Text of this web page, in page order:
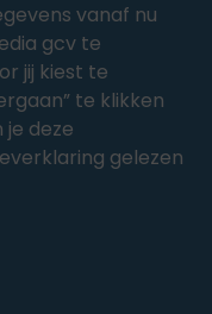
. All Rights
vanaf nu
gcv te
jij kiest te
te klikken
deze
gelezen